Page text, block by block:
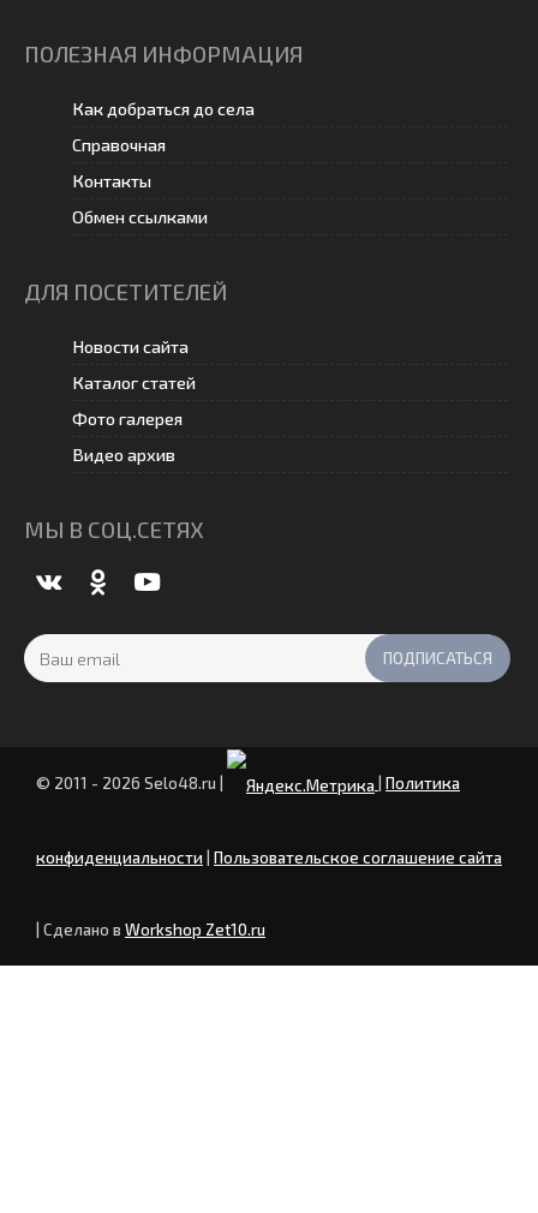
ПОЛЕЗНАЯ ИНФОРМАЦИЯ
Как добраться до села
Справочная
Контакты
Обмен ссылками
ДЛЯ ПОСЕТИТЕЛЕЙ
Новости сайта
Каталог статей
Фото галерея
Видео архив
МЫ В СОЦ.СЕТЯХ
© 2011 - 2026 Selo48.ru Политика
конфиденциальности Пользовательское соглашение сайта
| Сделано в Workshop Zet10.ru